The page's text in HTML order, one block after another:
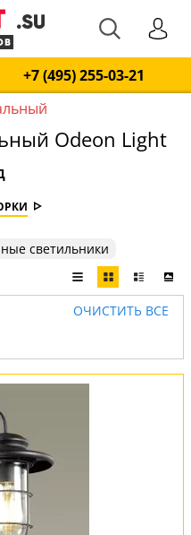
+7 (495) 255-03-21
Odeon Light
светильники
ОЧИСТИТЬ ВСЕ